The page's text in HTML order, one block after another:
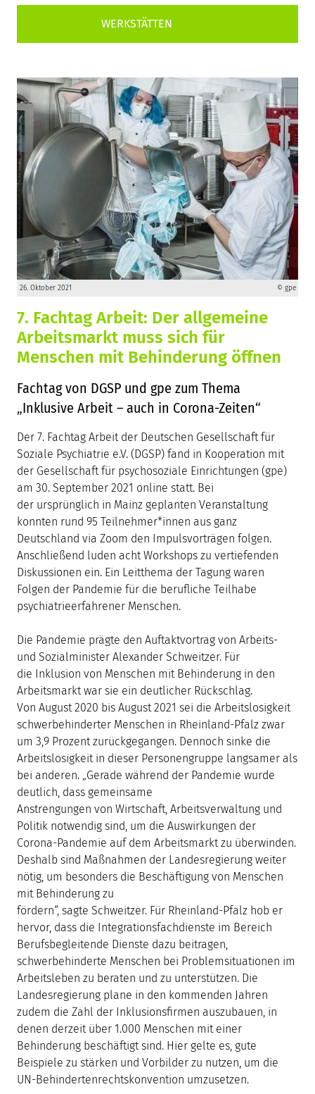
26. Oktober 2021 © gpe
7. Fachtag Arbeit: Der allgemeine
Arbeitsmarkt muss sich für
Menschen mit Behinderung öffnen
Fachtag von DGSP und gpe zum Thema
„Inklusive Arbeit – auch in Corona-Zeiten“
Der 7. Fachtag Arbeit der Deutschen Gesellschaft für
Soziale Psychiatrie e.V. (DGSP) fand in Kooperation mit
der Gesellschaft für psychosoziale Einrichtungen (gpe)
am 30. September 2021 online statt. Bei
der ursprünglich in Mainz geplanten Veranstaltung
konnten rund 95 Teilnehmer*innen aus ganz
Deutschland via Zoom den Impulsvorträgen folgen.
Anschließend luden acht Workshops zu vertiefenden
Diskussionen ein. Ein Leitthema der Tagung waren
Folgen der Pandemie für die berufliche Teilhabe
psychiatrieerfahrener Menschen.
Die Pandemie prägte den Auftaktvortrag von Arbeits-
und Sozialminister Alexander Schweitzer. Für
die Inklusion von Menschen mit Behinderung in den
Arbeitsmarkt war sie ein deutlicher Rückschlag.
Von August 2020 bis August 2021 sei die Arbeitslosigkeit
schwerbehinderter Menschen in Rheinland-Pfalz zwar
um 3,9 Prozent zurückgegangen. Dennoch sinke die
Arbeitslosigkeit in dieser Personengruppe langsamer als
bei anderen. „Gerade während der Pandemie wurde
deutlich, dass gemeinsame
Anstrengungen von Wirtschaft, Arbeitsverwaltung und
Politik notwendig sind, um die Auswirkungen der
Corona-Pandemie auf dem Arbeitsmarkt zu überwinden.
Deshalb sind Maßnahmen der Landesregierung weiter
nötig, um besonders die Beschäftigung von Menschen
mit Behinderung zu
fördern“, sagte Schweitzer. Für Rheinland-Pfalz hob er
hervor, dass die Integrationsfachdienste im Bereich
Berufsbegleitende Dienste dazu beitragen,
schwerbehinderte Menschen bei Problemsituationen im
Arbeitsleben zu beraten und zu unterstützen. Die
Landesregierung plane in den kommenden Jahren
zudem die Zahl der Inklusionsfirmen auszubauen, in
denen derzeit über 1.000 Menschen mit einer
Behinderung beschäftigt sind. Hier gelte es, gute
Beispiele zu stärken und Vorbilder zu nutzen, um die
UN-Behindertenrechtskonvention umzusetzen.